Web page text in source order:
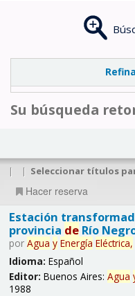
Su búsqueda
| | Seleccionar títulos
Hacer reserva
Estación
provincia deRío
por Agua y Energía Eléctrica,
Idioma: Español
Editor: Buenos Aires: Agua
1988